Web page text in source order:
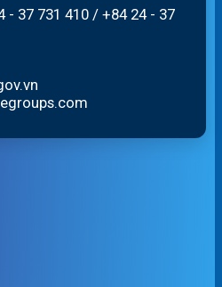
- 37 731 410 / +84 24 - 37